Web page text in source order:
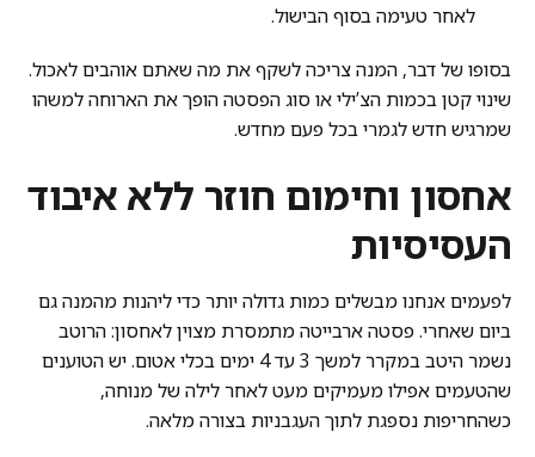
לאחר טעימה בסוף הבישול.
בסופו של דבר, המנה צריכה לשקף את מה שאתם אוהבים לאכול.
שינוי קטן בכמות הצ’ילי או סוג הפסטה הופך את הארוחה למשהו
שמרגיש חדש לגמרי בכל פעם מחדש.
אחסון וחימום חוזר ללא איבוד
העסיסיות
לפעמים אנחנו מבשלים כמות גדולה יותר כדי ליהנות מהמנה גם
ביום שאחרי. פסטה ארבייטה מתמסרת מצוין לאחסון: הרוטב
נשמר היטב במקרר למשך 3 עד 4 ימים בכלי אטום. יש הטוענים
שהטעמים אפילו מעמיקים מעט לאחר לילה של מנוחה,
כשהחריפות נספגת לתוך העגבניות בצורה מלאה.